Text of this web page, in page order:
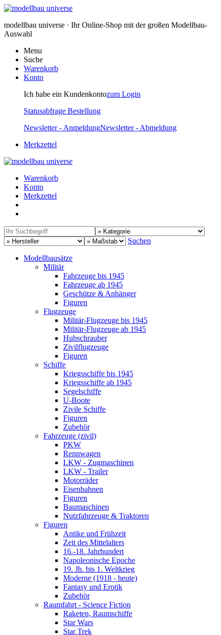
modellbau universe · Ihr Online-Shop mit der großen Modellbau-
Auswahl
Menu
Suche
Warenkorb
Konto
Ich habe ein Kundenkontozum Login
Statusabfrage Bestellung
Newsletter - AnmeldungNewsletter - Abmeldung
Merkzettel
Warenkorb
Konto
Merkzettel
Suchen
Modellbausätze
Militär
Fahrzeuge bis 1945
Fahrzeuge ab 1945
Geschütze & Anhänger
Figuren
Flugzeuge
Militär-Flugzeuge bis 1945
Militär-Flugzeuge ab 1945
Hubschrauber
Zivilflugzeuge
Figuren
Schiffe
Kriegsschiffe bis 1945
Kriegsschiffe ab 1945
Segelschiffe
U-Boote
Zivile Schiffe
Figuren
Zubehör
Fahrzeuge (zivil)
PKW
Rennwagen
LKW - Zugmaschinen
LKW - Trailer
Motorräder
Eisenbahnen
Figuren
Baumaschinen
Nutzfahrzeuge & Traktoren
Figuren
Antike und Frühzeit
Zeit des Mittelalters
16.-18. Jahrhundert
Napoleonische Epoche
19. Jh. bis 1. Weltkrieg
Moderne (1918 - heute)
Fantasy und Erotik
Zubehör
Raumfahrt - Science Fiction
Raketen, Raumschiffe
Star Wars
Star Trek